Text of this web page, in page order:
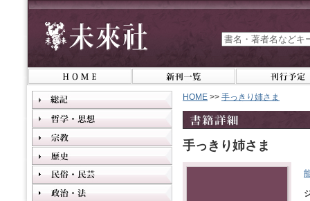
HOME >> 手っきり姉さま
手っきり姉さま